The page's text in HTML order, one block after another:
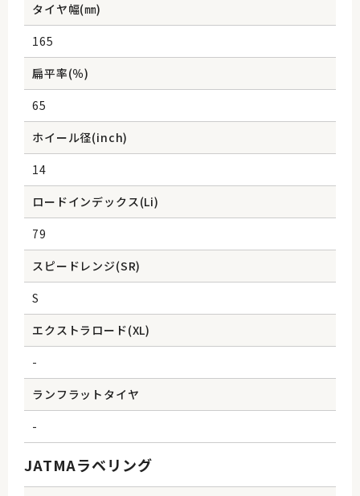
タイヤ幅(㎜)
165
扁平率(％)
65
ホイール径(inch)
14
ロードインデックス(Li)
79
スピードレンジ(SR)
S
エクストラロード(XL)
-
ランフラットタイヤ
-
JATMAラベリング